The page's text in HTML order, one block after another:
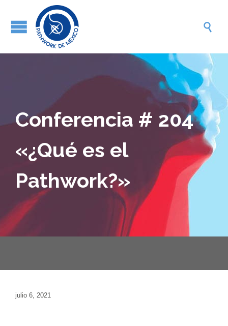

Conferencia # 204
«¿Qué es el
Pathwork?»
julio 6, 2021